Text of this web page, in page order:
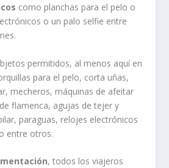
como planchas para el pelo o
o un palo selfie entre
permitidos, al menos aquí en
para el pelo, corta uñas,
mecheros, máquinas de afeitar
flamenca, agujas de tejer y
paraguas, relojes electrónicos
entre otros.
, todos los viajeros